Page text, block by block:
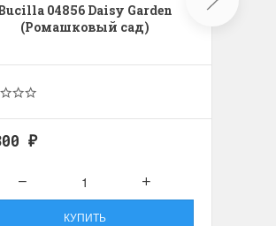
04856 Daisy Garden
(Ромашковый сад)
₽
КУПИТЬ